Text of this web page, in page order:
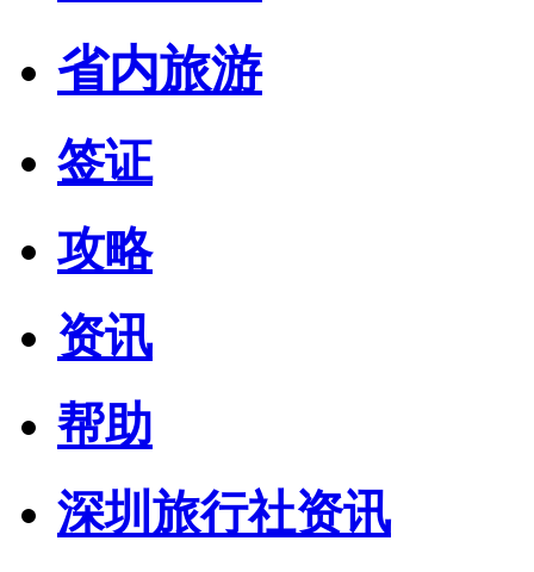
省内旅游
签证
攻略
资讯
帮助
深圳旅行社资讯